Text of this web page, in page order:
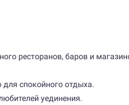
ресторанов, баров и
спокойного отдыха.
уединения.